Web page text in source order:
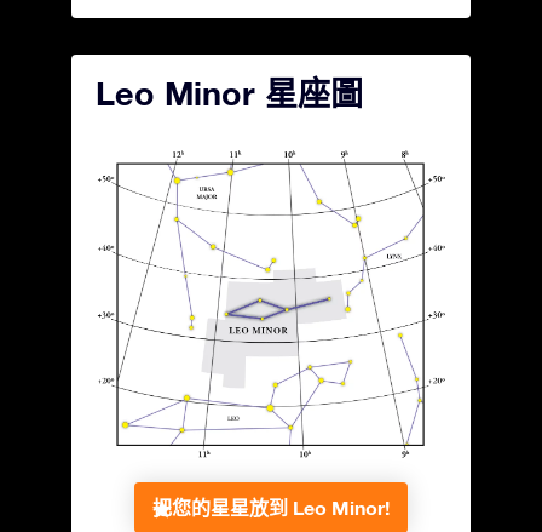
Leo Minor 星座圖
把您的星星放到 Leo Minor!